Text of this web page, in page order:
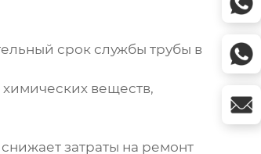
срок службы трубы в
веществ,
затраты на ремонт